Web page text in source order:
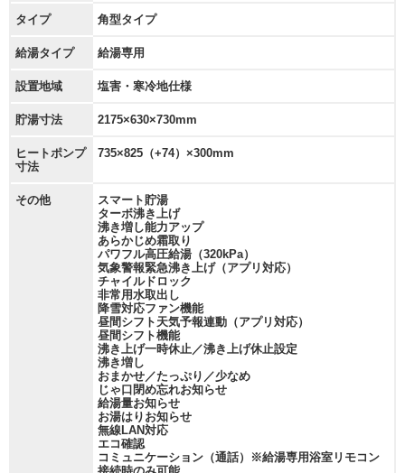
タイプ 角型タイプ
給湯タイプ 給湯専用
設置地域 塩害・寒冷地仕様
貯湯寸法 2175×630×730mm
ヒートポンプ
寸法
735×825（+74）×300mm
その他
スマート貯湯
ターボ沸き上げ
沸き増し能力アップ
あらかじめ霜取り
パワフル高圧給湯（320kPa）
気象警報緊急沸き上げ（アプリ対応）
チャイルドロック
非常用水取出し
降雪対応ファン機能
昼間シフト天気予報連動（アプリ対応）
昼間シフト機能
沸き上げ一時休止／沸き上げ休止設定
沸き増し
おまかせ／たっぷり／少なめ
じゃ口閉め忘れお知らせ
給湯量お知らせ
お湯はりお知らせ
無線LAN対応
エコ確認
コミュニケーション（通話）※給湯専用浴室リモコン